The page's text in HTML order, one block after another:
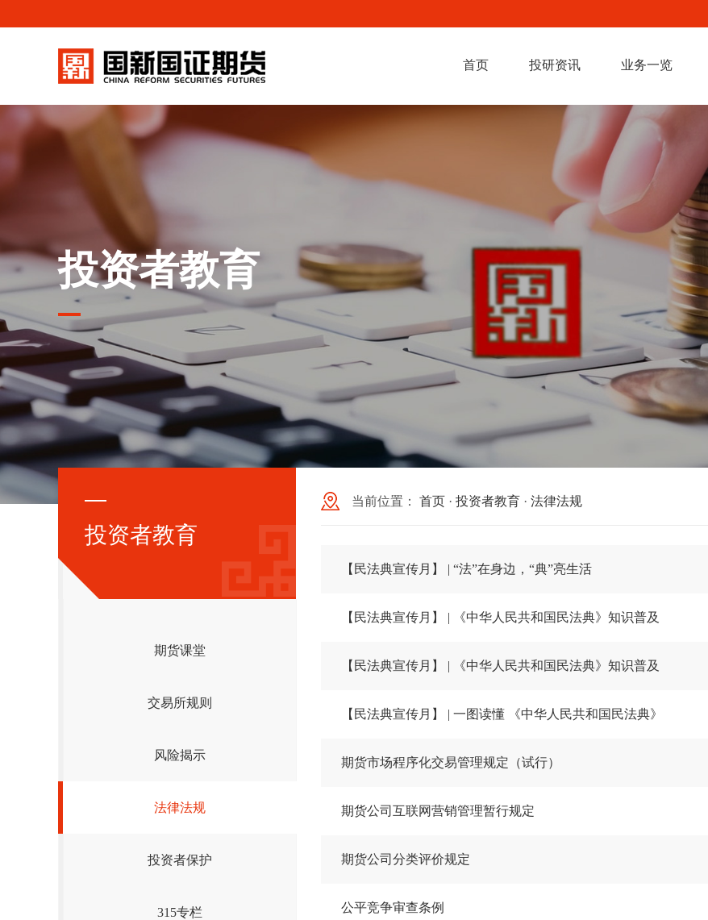
首页 投研资讯 业务一览
投资者教育
投资者教育
期货课堂
交易所规则
风险揭示
法律法规
投资者保护
315专栏
当前位置： 首页 · 投资者教育 · 法律法规
【民法典宣传月】 | “法”在身边，“典”亮生活
【民法典宣传月】 | 《中华人民共和国民法典》知识普及
【民法典宣传月】 | 《中华人民共和国民法典》知识普及
【民法典宣传月】 | 一图读懂 《中华人民共和国民法典》
期货市场程序化交易管理规定（试行）
期货公司互联网营销管理暂行规定
期货公司分类评价规定
公平竞争审查条例